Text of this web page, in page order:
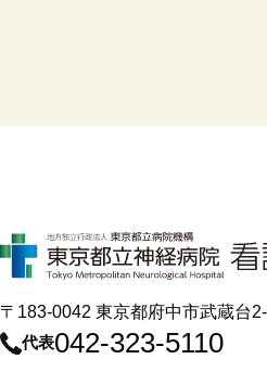
〒183-0042 東京都府中市武蔵台
代表042-323-5110